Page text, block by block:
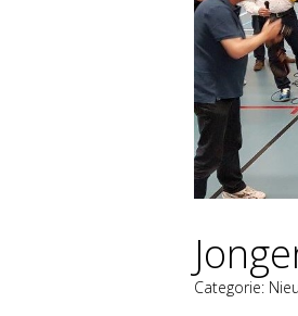
Categorie: